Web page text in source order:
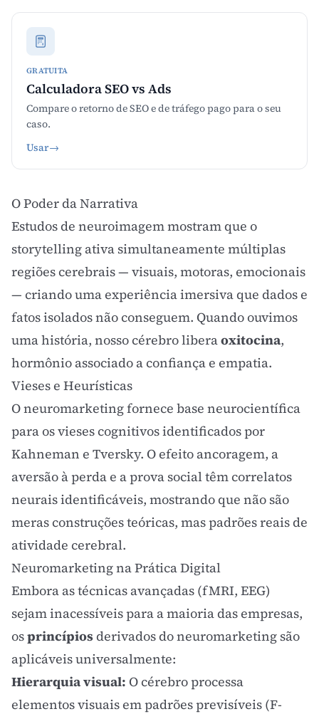
GRATUITA
Calculadora SEO vs Ads
Compare o retorno de SEO e de tráfego pago para o seu
caso.
Usar→
O Poder da Narrativa
Estudos de neuroimagem mostram que o
storytelling ativa simultaneamente múltiplas
regiões cerebrais — visuais, motoras, emocionais
— criando uma experiência imersiva que dados e
fatos isolados não conseguem. Quando ouvimos
uma história, nosso cérebro liberaoxitocina,
hormônio associado a confiança e empatia.
Vieses e Heurísticas
O neuromarketing fornece base neurocientífica
para osvieses cognitivosidentificados por
Kahneman e Tversky. Oefeito ancoragem, a
aversão à perdae aprova socialtêm correlatos
neurais identificáveis, mostrando que não são
meras construções teóricas, mas padrões reais de
atividade cerebral.
Neuromarketing na Prática Digital
Embora as técnicas avançadas (fMRI, EEG)
sejam inacessíveis para a maioria das empresas,
osprincípios derivados do neuromarketing são
aplicáveis universalmente:
Hierarquia visual: O cérebro processa
elementos visuais em padrões previsíveis (F-